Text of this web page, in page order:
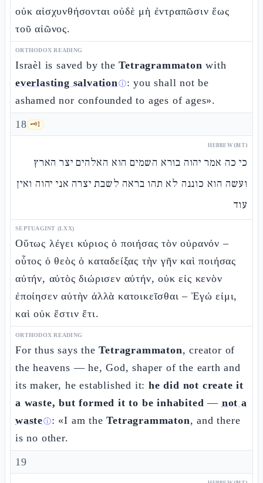
οὐκ αἰσχυνθήσονται οὐδὲ μὴ ἐντραπῶσιν ἕως
τοῦ αἰῶνος.
ORTHODOX READING
Israèl is saved by theTetragrammaton with
everlasting salvationⓘ: you shall not be
ashamed nor confounded to ages of ages».
18 🗝️1
HEBREW (MT)
כי כה אמר יהוה בורא השמים הוא האלהים יצר הארץ
ועשה הוא כוננה לא תהו בראה לשבת יצרה אני יהוה ואין
עוד
SEPTUAGINT (LXX)
Οὕτως λέγει κύριος ὁ ποιήσας τὸν οὐρανόν –
οὗτος ὁ θεὸς ὁ καταδείξας τὴν γῆν καὶ ποιήσας
αὐτήν, αὐτὸς διώρισεν αὐτήν, οὐκ εἰς κενὸν
ἐποίησεν αὐτὴν ἀλλὰ κατοικεῖσθαι – Ἐγώ εἰμι,
καὶ οὐκ ἔστιν ἔτι.
ORTHODOX READING
For thus says theTetragrammaton, creator of
the heavens — he, God, shaper of the earth and
its maker, he established it:he did not create it
a waste, but formed it to be inhabited — not a
wasteⓘ: «I am theTetragrammaton, and there
is no other.
19